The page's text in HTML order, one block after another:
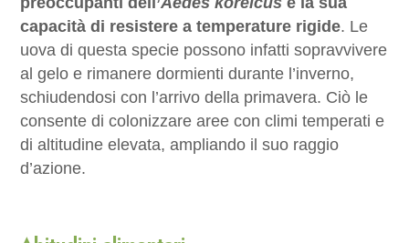
capacità di resistere a temperature rigide. Le
uova di questa specie possono infatti sopravvivere
al gelo e rimanere dormienti durante l’inverno,
schiudendosi con l’arrivo della primavera. Ciò le
consente di colonizzare aree con climi temperati e
di altitudine elevata, ampliando il suo raggio
d’azione.